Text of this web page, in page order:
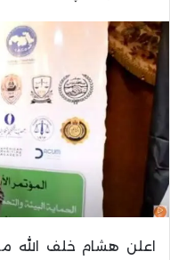
اعلن هشام خلف الله